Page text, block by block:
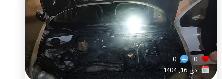
0
0
دی 16, 1404